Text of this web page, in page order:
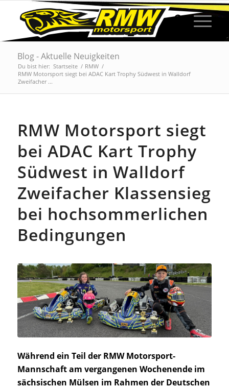
Blog - Aktuelle Neuigkeiten
Du bist hier: Startseite / RMW /
RMW Motorsport siegt bei ADAC Kart Trophy Südwest in Walldorf
Zweifacher ...
RMW Motorsport siegt
bei ADAC Kart Trophy
Südwest in Walldorf
Zweifacher Klassensieg
bei hochsommerlichen
Bedingungen
Während ein Teil der RMW Motorsport-
Mannschaft am vergangenen Wochenende im
sächsischen Mülsen im Rahmen der Deutschen